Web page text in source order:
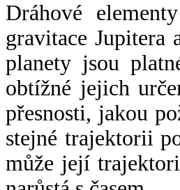
Dráhové
gravitace Jupitera
planety jsou
obtížné jejich
přesnosti, jakou
stejné trajektorii
může její